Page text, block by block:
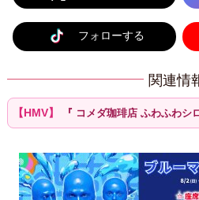
フォローする
関連情
『 コメダ珈琲店 ふわふわシ